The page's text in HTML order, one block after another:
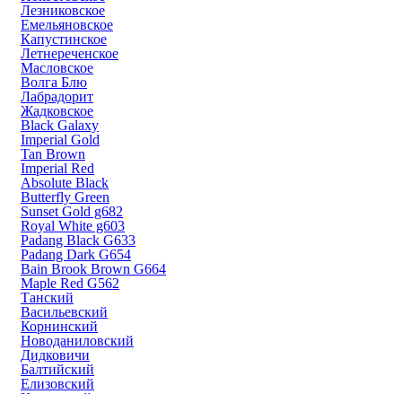
Лезниковское
Емельяновское
Капустинское
Летнереченское
Масловское
Волга Блю
Лабрадорит
Жадковское
Black Galaxy
Imperial Gold
Tan Brown
Imperial Red
Absolute Black
Butterfly Green
Sunset Gold g682
Royal White g603
Padang Black G633
Padang Dark G654
Bain Brook Brown G664
Maple Red G562
Танский
Васильевский
Корнинский
Новоданиловский
Дидковичи
Балтийский
Елизовский